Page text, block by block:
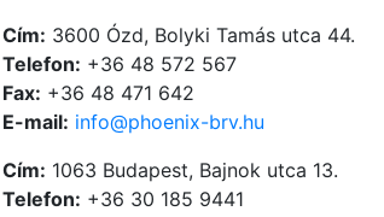
Cím: 3600 Ózd, Bolyki Tamás utca 44.
Telefon: +36 48 572 567
Fax: +36 48 471 642
E-mail: info@phoenix-brv.hu
Cím: 1063 Budapest, Bajnok utca 13.
Telefon: +36 30 185 9441